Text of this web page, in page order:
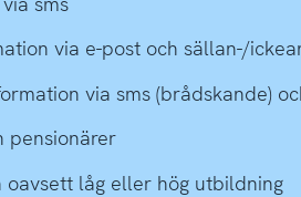
via e-post och sällan-/
via sms (brådskande)
pensionärer
låg eller hög utbildning